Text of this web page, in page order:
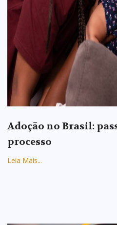
Adoção no Brasil:
processo
Leia Mais...